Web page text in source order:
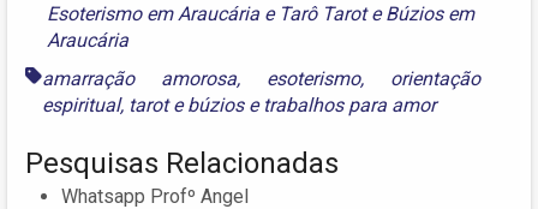
Esoterismo em Araucária e Tarô Tarot e Búzios em
Araucária
amarração amorosa, esoterismo, orientação
espiritual, tarot e búziose trabalhos para amor
Pesquisas Relacionadas
Whatsapp Profº Angel